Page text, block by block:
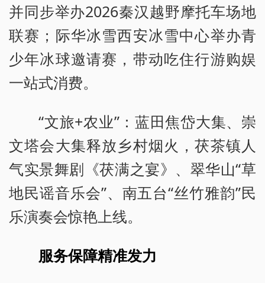
并同步举办2026秦汉越野摩托车场地
联赛；际华冰雪西安冰雪中心举办青
少年冰球邀请赛，带动吃住行游购娱
一站式消费。
“文旅+农业”：蓝田焦岱大集、崇
文塔会大集释放乡村烟火，茯茶镇人
气实景舞剧《茯满之宴》、翠华山“草
地民谣音乐会”、南五台“丝竹雅韵”民
乐演奏会惊艳上线。
服务保障精准发力